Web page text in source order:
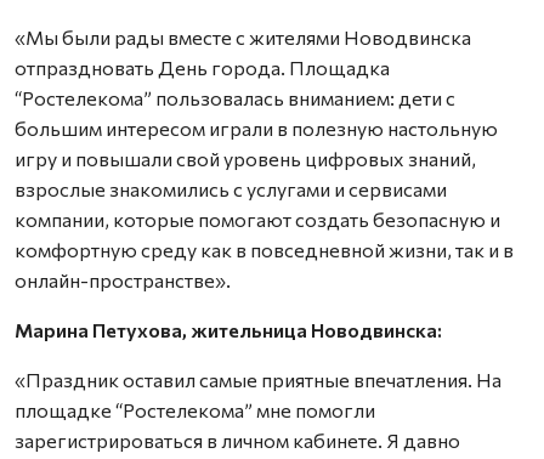
«Мы были рады вместе с жителями Новодвинска
отпраздновать День города. Площадка
“Ростелекома” пользовалась вниманием: дети с
большим интересом играли в полезную настольную
игру и повышали свой уровень цифровых знаний,
взрослые знакомились с услугами и сервисами
компании, которые помогают создать безопасную и
комфортную среду как в повседневной жизни, так и в
онлайн-пространстве».
Марина Петухова, жительница Новодвинска:
«Праздник оставил самые приятные впечатления. На
площадке “Ростелекома” мне помогли
зарегистрироваться в личном кабинете. Я давно